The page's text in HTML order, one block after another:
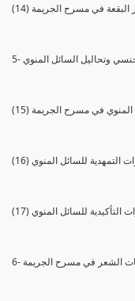
البقعة في مسرح الجريمة
وتحاليل السائل المنوي
المنوي في مسرح الجريمة
التمهدية للسائل المنوي
التأكيدية للسائل المنوي
الشعر في مسرح الجريمة